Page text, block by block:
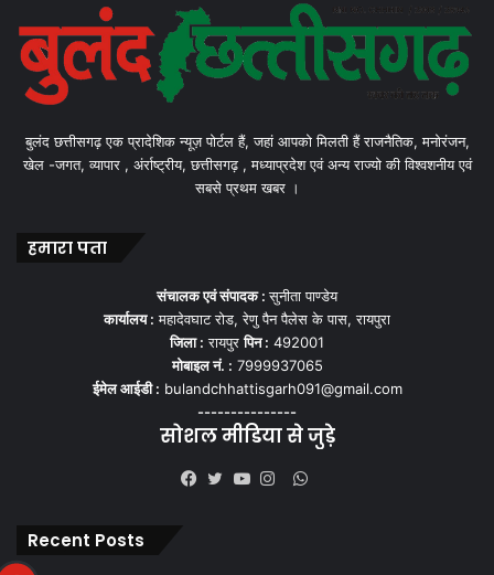
बुलंद छत्तीसगढ़ एक प्रादेशिक न्यूज़ पोर्टल हैं, जहां आपको मिलती हैं राजनैतिक, मनोरंजन,
खेल -जगत, व्यापार , अंर्राष्ट्रीय, छत्तीसगढ़ , मध्याप्रदेश एवं अन्य राज्यो की विश्वशनीय एवं
सबसे प्रथम खबर ।
हमारा पता
संचालक एवं संपादक :सुनीता पाण्डेय
कार्यालय : महादेवघाट रोड, रेणु पैन पैलेस के पास, रायपुरा
जिला : रायपुरपिन : 492001
मोबाइल नं. : 7999937065
ईमेल आईडी : bulandchhattisgarh091@gmail.com
---------------
सोशल मीडिया से जुड़े
WhatsApp
Recent Posts